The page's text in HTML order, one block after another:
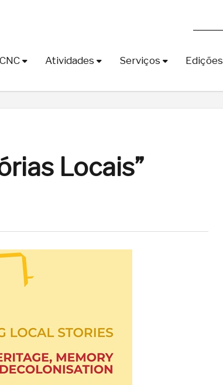
CNC Atividades Serviços Edições
Locais”